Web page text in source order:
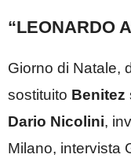
“LEONARDO
Giorno di Natale,
sostituito Benitez
Dario Nicolini,
Milano, intervista